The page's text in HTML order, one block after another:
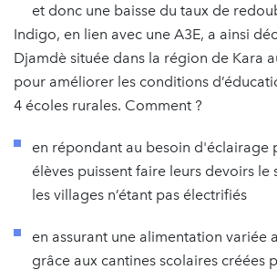
et donc une baisse du taux de
Indigo, en lien avec une A3E, a ainsi
Djamdè située dans la région de Kara
pour améliorer les conditions
4 écoles rurales. Comment ?
en répondant au besoin d'éclairage
élèves puissent faire leurs devoirs le
les villages n’étant pas électrifiés
en assurant une alimentation variée
grâce aux cantines scolaires créées